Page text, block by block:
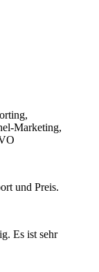
Marketing,
und Preis.
Es ist sehr